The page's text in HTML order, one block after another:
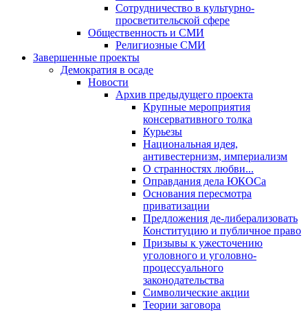
Сотрудничество в культурно-
просветительской сфере
Общественность и СМИ
Религиозные СМИ
Завершенные проекты
Демократия в осаде
Новости
Архив предыдущего проекта
Крупные мероприятия
консервативного толка
Курьезы
Национальная идея,
антивестернизм, империализм
О странностях любви...
Оправдания дела ЮКОСа
Основания пересмотра
приватизации
Предложения де-либерализовать
Конституцию и публичное право
Призывы к ужесточению
уголовного и уголовно-
процессуального
законодательства
Символические акции
Теории заговора